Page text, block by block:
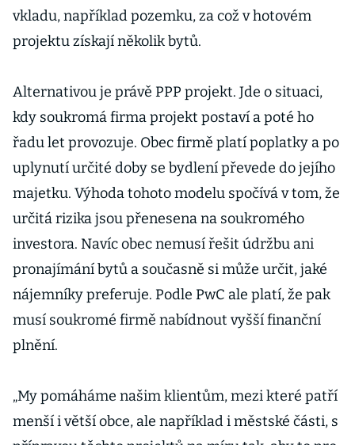
vkladu, například pozemku, za což v hotovém
projektu získají několik bytů.
Alternativou je právě PPP projekt. Jde o situaci,
kdy soukromá firma projekt postaví a poté ho
řadu let provozuje. Obec firmě platí poplatky a po
uplynutí určité doby se bydlení převede do jejího
majetku. Výhoda tohoto modelu spočívá v tom, že
určitá rizika jsou přenesena na soukromého
investora. Navíc obec nemusí řešit údržbu ani
pronajímání bytů a současně si může určit, jaké
nájemníky preferuje. Podle PwC ale platí, že pak
musí soukromé firmě nabídnout vyšší finanční
plnění.
„My pomáháme našim klientům, mezi které patří
menší i větší obce, ale například i městské části, s